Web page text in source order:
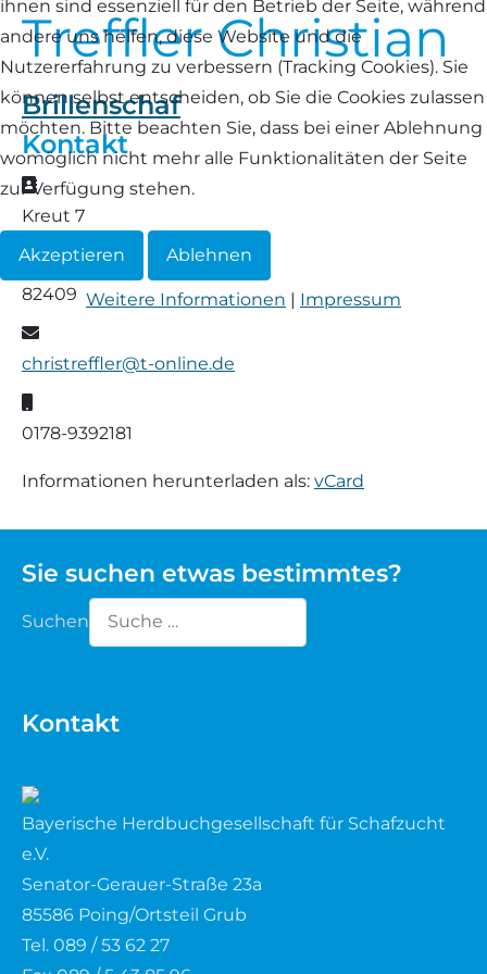
Treffler Christian
Brillenschaf
Kontakt
Adresse
Kreut 7
Wildsteig
82409
E-Mail
christreffler@t-online.de
Mobil
0178-9392181
Informationen herunterladen als: vCard
Sie suchen etwas bestimmtes?
Suchen
Kontakt
Bayerische Herdbuchgesellschaft für Schafzucht
e.V.
Senator-Gerauer-Straße 23a
85586 Poing/Ortsteil Grub
Tel. 089 / 53 62 27
ihnen sind essenziell für den Betrieb der Seite, während
andere uns helfen, diese Website und die
Nutzererfahrung zu verbessern (Tracking Cookies). Sie
können selbst entscheiden, ob Sie die Cookies zulassen
möchten. Bitte beachten Sie, dass bei einer Ablehnung
womöglich nicht mehr alle Funktionalitäten der Seite
zur Verfügung stehen.
Akzeptieren Ablehnen
Weitere Informationen | Impressum
Waldschaf
Weiße gehörnte Heidschnucke
Weiße hornlose Heidschnucke
Zackelschaf
Herdwick